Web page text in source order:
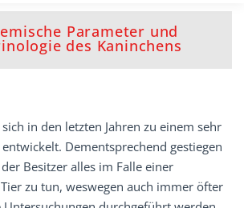
Parameter und
des Kaninchens
You are here:
in den letzten Jahren zu einem sehr
Dementsprechend gestiegen
Besitzer alles im Falle einer
zu tun, weswegen auch immer öfter